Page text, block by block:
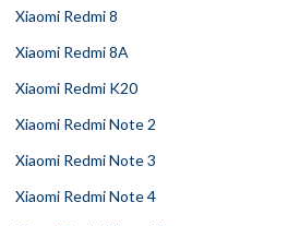
Xiaomi Redmi 8
Xiaomi Redmi 8A
Xiaomi Redmi K20
Xiaomi Redmi Note 2
Xiaomi Redmi Note 3
Xiaomi Redmi Note 4